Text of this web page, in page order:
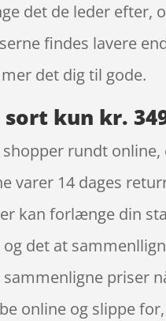
det de leder efter,
findes lavere
det dig til gode.
sort kun kr.
rundt
varer 14 dages
kan forlænge din
det at
priser
online og slippe